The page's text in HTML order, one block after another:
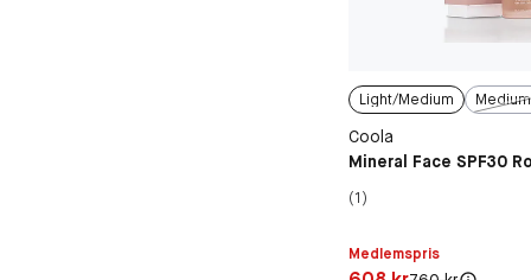
Light/Medium
Coola
Mineral Face SPF30
(1)
Medlemspris